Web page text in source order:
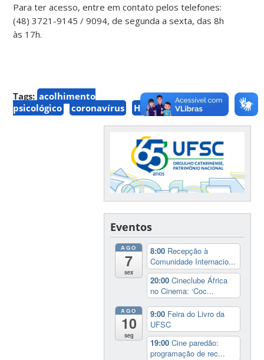
Para ter acesso, entre em contato pelos telefones:
(48) 3721-9145 / 9094, de segunda a sexta, das 8h
às 17h.
Tags: acolhimento
psicológico
coronavírus HU UFSC
Eventos
AGO
7
sex
8:00 Recepção à
Comunidade Internacio...
20:00Cineclube África
no Cinema: ‘Coc...
AGO
10
seg
9:00 Feira do Livro da
UFSC
19:00Cine paredão:
programação de rec...